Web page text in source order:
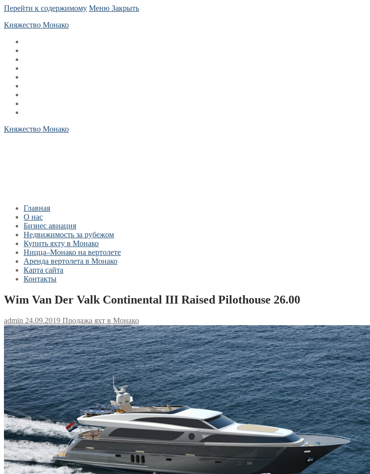
Перейти к содержимому Меню Закрыть
Княжество Монако
Княжество Монако
Главная
О нас
Бизнес авиация
Недвижимость за рубежом
Купить яхту в Монако
Ницца–Монако на вертолете
Аренда вертолета в Монако
Карта сайта
Контакты
Wim Van Der Valk Continental III Raised Pilothouse 26.00
admin 24.09.2019 Продажа яхт в Монако